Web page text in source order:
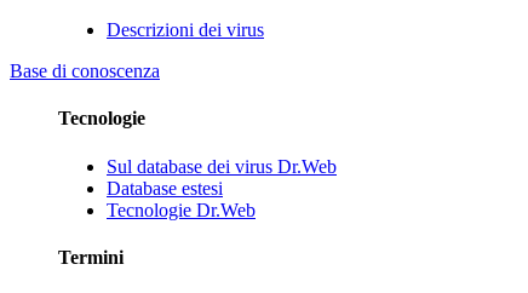
Descrizioni dei virus
Base di conoscenza
Tecnologie
Sul database dei virus Dr.Web
Database estesi
Tecnologie Dr.Web
Termini